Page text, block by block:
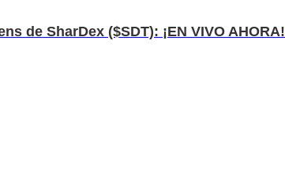
de SharDex ($SDT): ¡EN VIVO AHORA!